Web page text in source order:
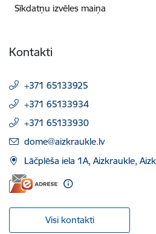
Sīkdatņu izvēles maiņa
Kontakti
+371 65133925
+371 65133934
+371 65133930
E-pasts:
dome@aizkraukle.lv
Lāčplēša iela 1A, Aizkraukle,
Visi kontakti